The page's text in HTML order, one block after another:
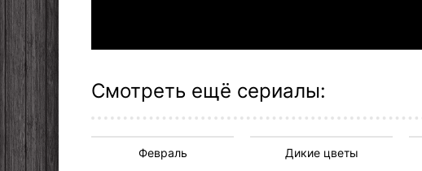
Смотреть ещё сериалы:
Февраль Дикие цветы